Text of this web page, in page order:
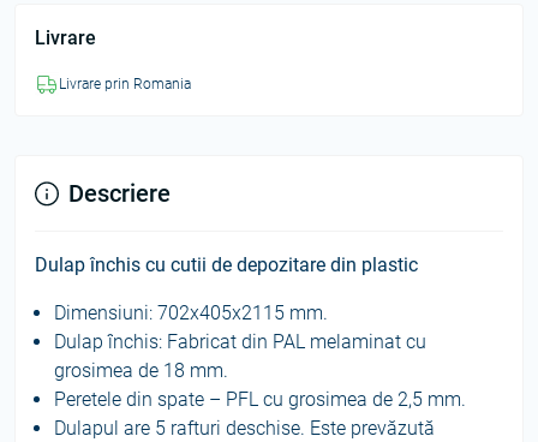
Livrare
Livrare prin Romania
Descriere
Dulap închis cu cutii de depozitare din plastic
Dimensiuni: 702x405x2115 mm.
Dulap închis: Fabricat din PAL melaminat cu
grosimea de 18 mm.
Peretele din spate – PFL cu grosimea de 2,5 mm.
Dulapul are 5 rafturi deschise. Este prevăzută